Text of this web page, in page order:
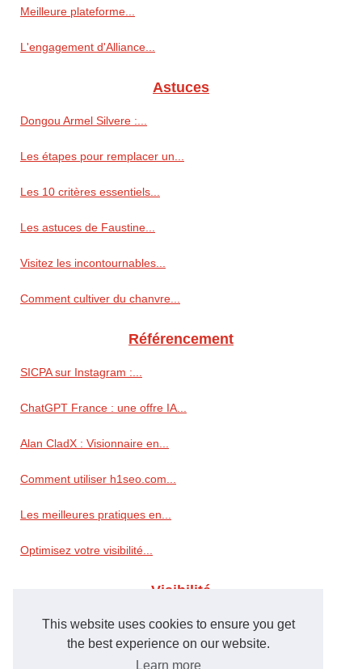
This website uses cookies to ensure you get
the best experience on our website.
Learn more
Meilleure plateforme...
L'engagement d'Alliance...
Astuces
Dongou Armel Silvere :...
Les étapes pour remplacer un...
Les 10 critères essentiels...
Les astuces de Faustine...
Visitez les incontournables...
Comment cultiver du chanvre...
Référencement
SICPA sur Instagram :...
ChatGPT France : une offre IA...
Alan CladX : Visionnaire en...
Comment utiliser h1seo.com...
Les meilleures pratiques en...
Optimisez votre visibilité...
Visibilité
« À aucun moment je n’ai...
Les clés pour améliorer...